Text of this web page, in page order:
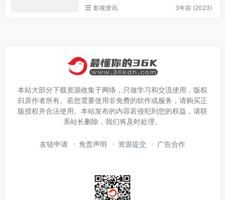
影视资讯 3年前 (2023)
本站大部分下载资源收集于网络，只做学习和交流使用，版权
归原作者所有。若您需要使用非免费的软件或服务，请购买正
版授权并合法使用。本站发布的内容若侵犯到您的权益，请联
系站长删除，我们将及时处理。
友链申请 免责声明 资源提交 广告合作